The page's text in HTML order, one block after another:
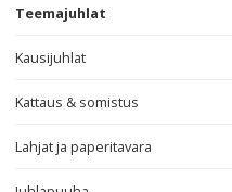
Teemajuhlat
Kausijuhlat
Kattaus & somistus
Lahjat ja paperitavara